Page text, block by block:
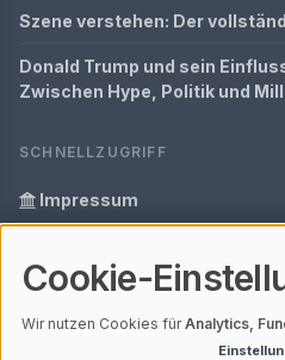
Szene verstehen: Der
Donald Trump und sein
Zwischen Hype, Politik und
SCHNELLZUGRIFF
Impressum
Unsere Mission
Informationen zur Inhalt
Cookie-
Wir nutzen Cookies fürAnalytics,